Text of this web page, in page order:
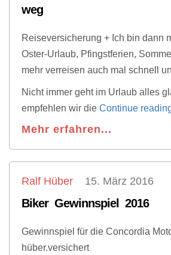
weg
Reiseversicherung + Ich bin dann
Oster-Urlaub, Pfingstferien,
mehr verreisen auch mal schnell
Nicht immer geht im Urlaub alles
empfehlen wir die Continue
Mehr erfahren...
Ralf Hüber 15. März 2016
Biker Gewinnspiel 2016
Gewinnspiel für die Concordia
hüber.versichert